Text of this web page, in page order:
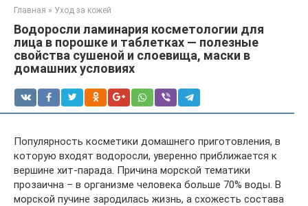
Главная » Уход за кожей
Водоросли ламинария косметологии для
лица в порошке и таблетках — полезные
свойства сушеной и слоевища, маски в
домашних условиях
Популярность косметики домашнего приготовления, в
которую входят водоросли, уверенно приближается к
вершине хит-парада. Причина морской тематики
прозаична – в организме человека больше 70% воды. В
морской пучине зародилась жизнь, а схожесть состава